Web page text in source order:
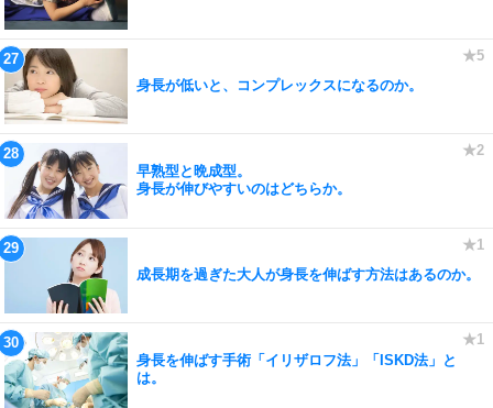
身長が低いと、コンプレックスになるのか。
早熟型と晩成型。
身長が伸びやすいのはどちらか。
成長期を過ぎた大人が身長を伸ばす方法はあるのか。
身長を伸ばす手術「イリザロフ法」「ISKD法」と
は。